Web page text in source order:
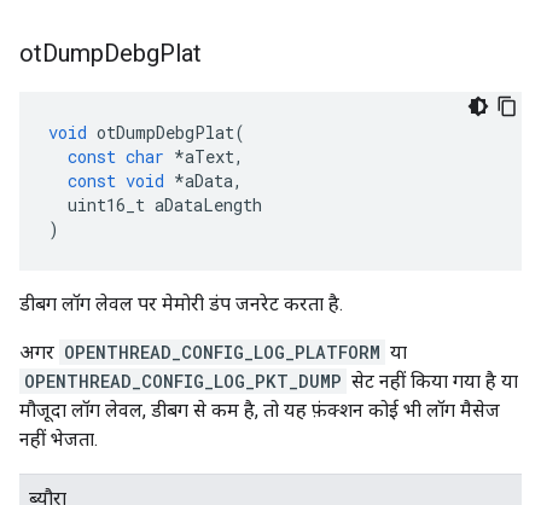
otDumpDebgPlat
void otDumpDebgPlat(
const char *aText,
const void *aData,
uint16_t aDataLength
)
डीबग लॉग लेवल पर मेमोरी डंप जनरेट करता है.
अगर OPENTHREAD_CONFIG_LOG_PLATFORM या
OPENTHREAD_CONFIG_LOG_PKT_DUMP सेट नहीं किया गया है या
मौजूदा लॉग लेवल, डीबग से कम है, तो यह फ़ंक्शन कोई भी लॉग मैसेज
नहीं भेजता.
ब्यौरा